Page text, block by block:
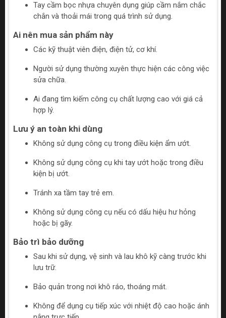
Tay cầm bọc nhựa chuyên dụng giúp cầm nắm chắc
chắn và thoải mái trong quá trình sử dụng.
Ai nên mua sản phẩm này
Các kỹ thuật viên điện, điện tử, cơ khí.
Người sử dụng thường xuyên thực hiện các công việc
sửa chữa.
Ai đang tìm kiếm công cụ chất lượng cao với giá cả
hợp lý.
Lưu ý an toàn khi dùng
Không sử dụng công cụ trong điều kiện ẩm ướt.
Không sử dụng công cụ khi tay ướt hoặc trong điều
kiện bị ướt.
Tránh xa tầm tay trẻ em.
Không sử dụng công cụ nếu có dấu hiệu hư hỏng
hoặc bị gãy.
Bảo trì bảo dưỡng
Sau khi sử dụng, vệ sinh và lau khô kỹ càng trước khi
lưu trữ.
Bảo quản trong nơi khô ráo, thoáng mát.
Không để dụng cụ tiếp xúc với nhiệt độ cao hoặc ánh